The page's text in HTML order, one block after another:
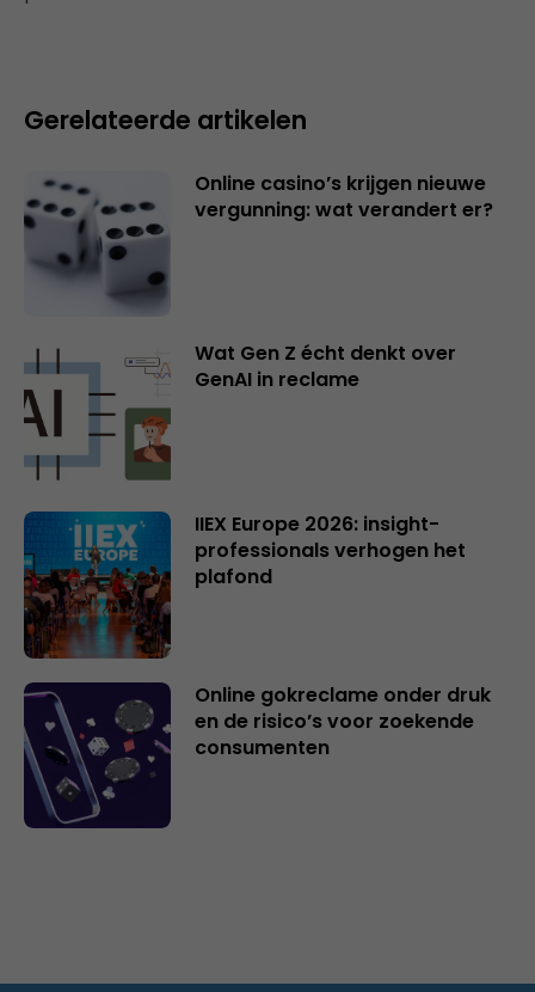
Gerelateerde artikelen
Online casino’s krijgen nieuwe
vergunning: wat verandert er?
Wat Gen Z écht denkt over
GenAI in reclame
IIEX Europe 2026: insight-
professionals verhogen het
plafond
Online gokreclame onder druk
en de risico’s voor zoekende
consumenten